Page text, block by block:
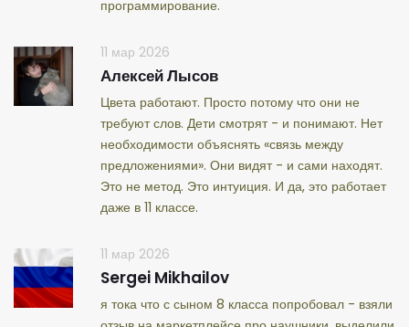
программирование.
11 мар 2026
Алексей Лысов
Цвета работают. Просто потому что они не
требуют слов. Дети смотрят - и понимают. Нет
необходимости объяснять «связь между
предложениями». Они видят - и сами находят.
Это не метод. Это интуиция. И да, это работает
даже в 11 классе.
11 мар 2026
Sergei Mikhailov
я тока что с сыном 8 класса попробовал - взяли